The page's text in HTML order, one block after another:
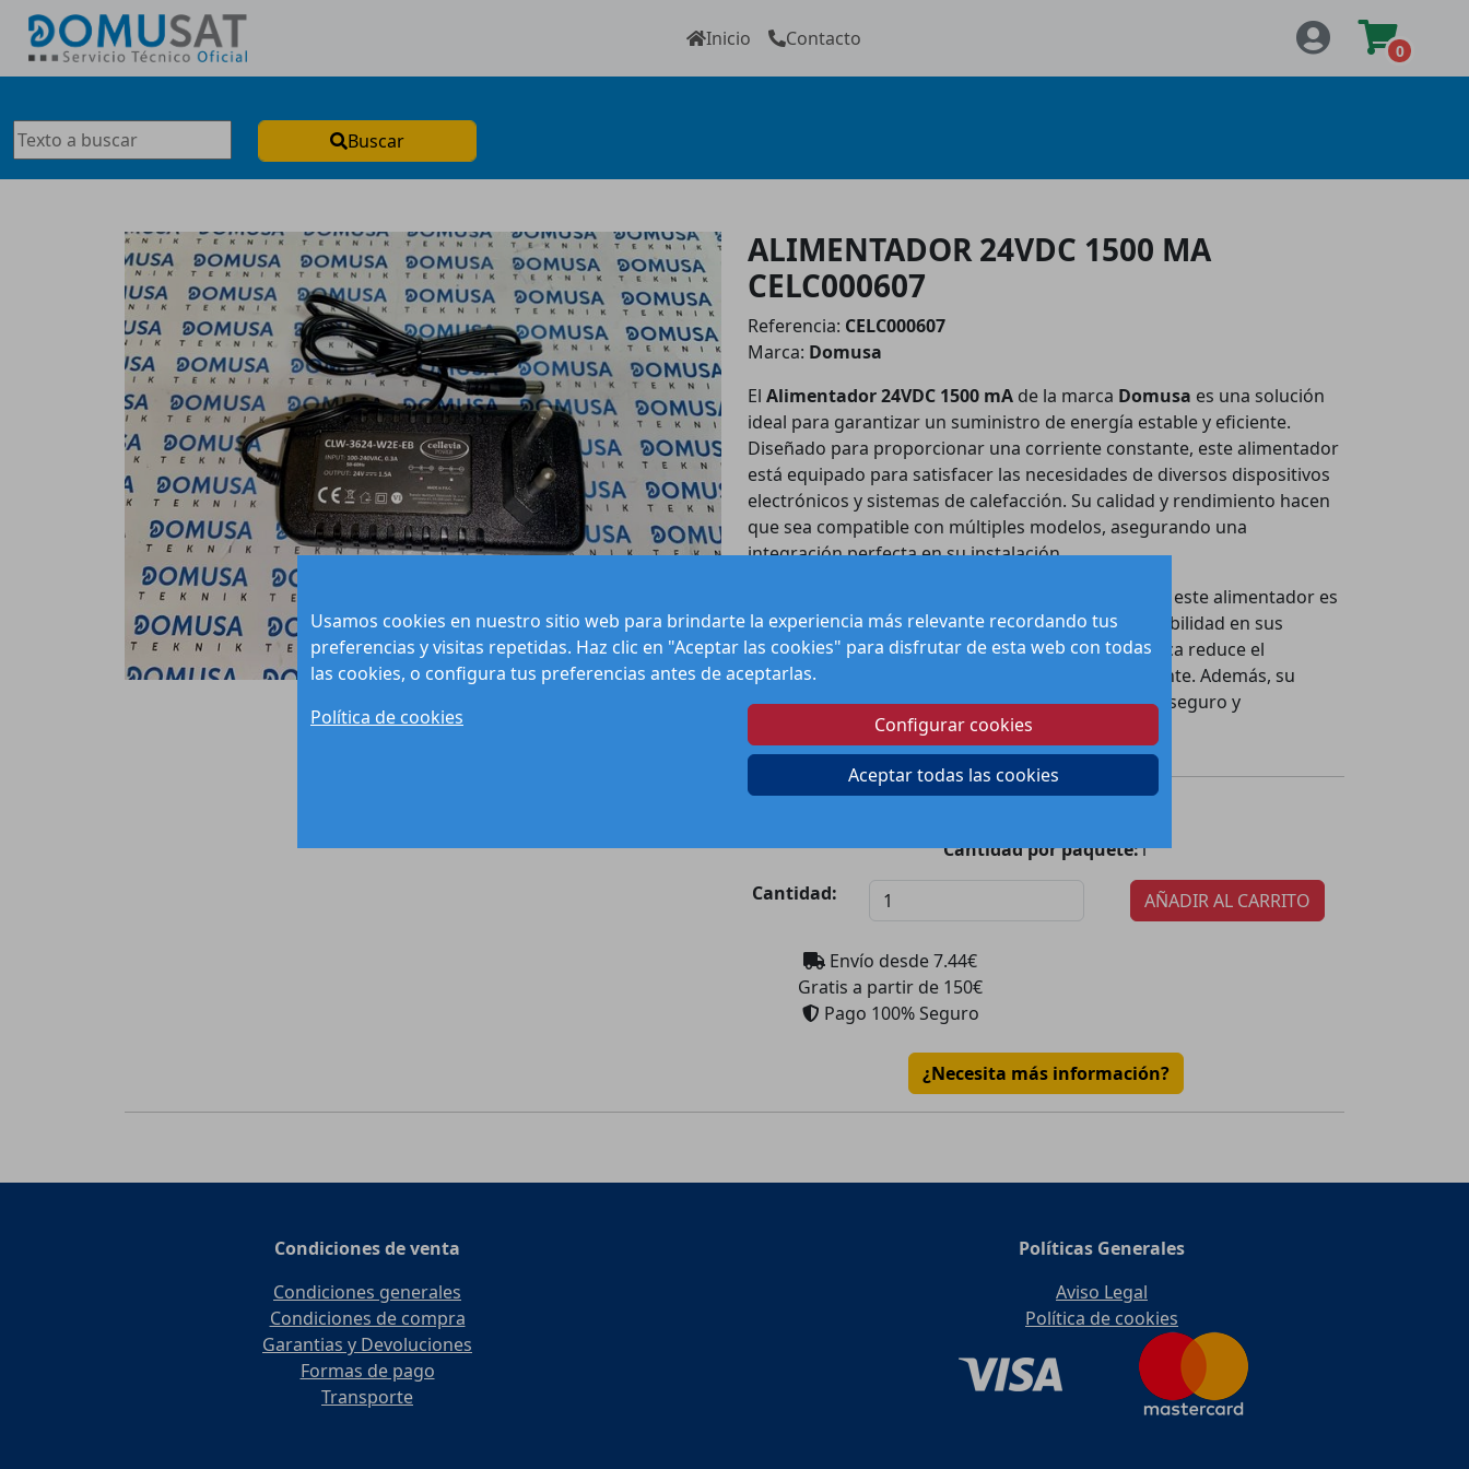
Usamos cookies en nuestro sitio web para brindarte la experiencia más relevante recordando tus
preferencias y visitas repetidas. Haz clic en "Aceptar las cookies" para disfrutar de esta web con todas
las cookies, o configura tus preferencias antes de aceptarlas.
Política de cookies
Configurar cookies
Aceptar todas las cookies
Inicio Contacto
0
Buscar
ALIMENTADOR 24VDC 1500 MA
CELC000607
Referencia: CELC000607
Marca: Domusa
El Alimentador 24VDC 1500 mA de la marca Domusa es una solución
ideal para garantizar un suministro de energía estable y eficiente.
Diseñado para proporcionar una corriente constante, este alimentador
está equipado para satisfacer las necesidades de diversos dispositivos
electrónicos y sistemas de calefacción. Su calidad y rendimiento hacen
que sea compatible con múltiples modelos, asegurando una
integración perfecta en su instalación.
Con una potencia adecuada y un diseño compacto, este alimentador es
esencial para aquellos que buscan fiabilidad y durabilidad en sus
componentes eléctricos. La alta eficiencia energética reduce el
consumo y contribuye al cuidado del medio ambiente. Además, su
tecnología avanzada garantiza un funcionamiento seguro y
Cantidad por paquete:1
Cantidad:
AÑADIR AL CARRITO
Envío desde7.44€
Gratis a partir de 150€
Pago 100% Seguro
¿Necesita más información?
Condiciones de venta
Condiciones generales
Condiciones de compra
Garantias y Devoluciones
Formas de pago
Transporte
Políticas Generales
Aviso Legal
Política de cookies